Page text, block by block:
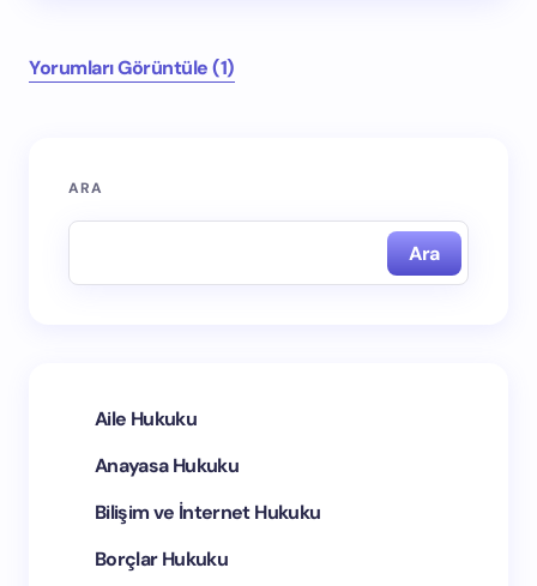
Yorumları Görüntüle (1)
ile işaretlenmişlerdir
Yorumunuz *
İsim *
ARA
Ara
Aile Hukuku
Anayasa Hukuku
Bilişim ve İnternet Hukuku
Borçlar Hukuku